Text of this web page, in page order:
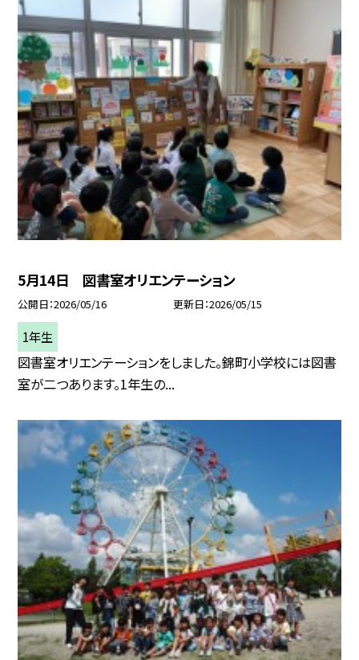
5月14日 図書室オリエンテーション
公開日 2026/05/16 更新日 2026/05/15
1年生
図書室オリエンテーションをしました。錦町小学校には図書
室が二つあります。1年生の...